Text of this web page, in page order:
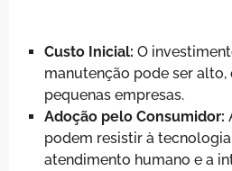
Custo Inicial: O
manutenção pode ser
pequenas empresas.
Adoção pelo Consumidor:
podem resistir à
atendimento humano e a